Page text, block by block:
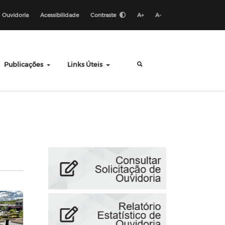
Ouvidoria Acessibilidade Contraste A+ A-
Publicações Links Úteis